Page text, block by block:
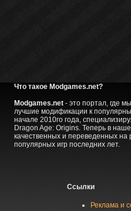
Что такое Modgames.net?
Modgames.net- это портал, где
лучшие модификации к
начале 2010го года,
Dragon Age: Origins. Теперь в
качественных и переведенных на
популярных игр последних лет.
Ссылки
Реклама и